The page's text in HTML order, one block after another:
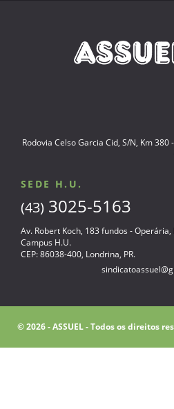
Rodovia Celso Garcia Cid, S/N, Km
SEDE H.U.
(43) 3025-5163
Av. Robert Koch, 183 fundos -
Campus H.U.
CEP: 86038-400, Londrina, PR.
© 2026 - ASSUEL - Todos os direitos